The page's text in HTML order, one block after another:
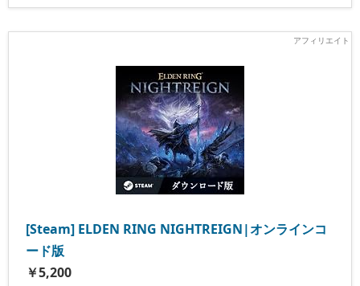
[Steam] ELDEN RING NIGHTREIGN|オンラインコ
ード版
￥5,200